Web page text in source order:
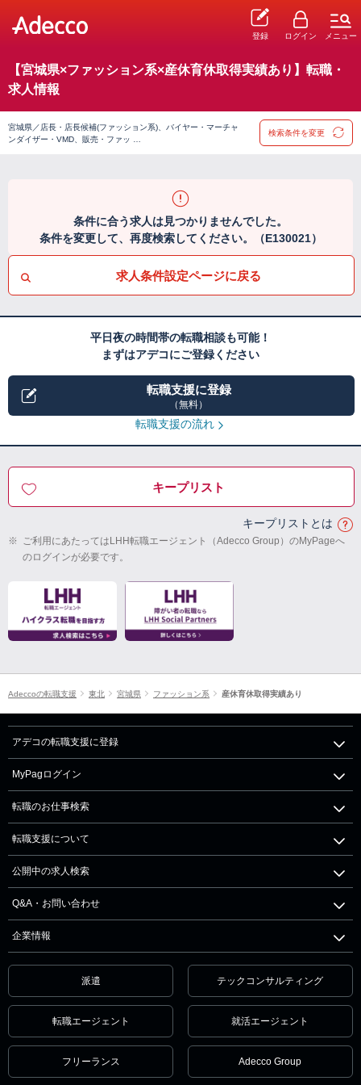
登録 ログイン メニュー
【宮城県×ファッション系×産休育休取得実績あり】転職・
求人情報
宮城県／店長・店長候補(ファッション系)、バイヤー・マーチャ
ンダイザー・VMD、販売・ファッ …
検索条件を変更
条件に合う求人は見つかりませんでした。
条件を変更して、再度検索してください。（E130021）
求人条件設定ページに戻る
平日夜の時間帯の転職相談も可能！
まずはアデコにご登録ください
転職支援に登録
（無料）
転職支援の流れ
キープリスト
キープリストとは
※ ご利用にあたってはLHH転職エージェント（Adecco Group）のMyPageへ
のログインが必要です。
Adeccoの転職支援 東北 宮城県 ファッション系 産休育休取得実績あり
アデコの転職支援に登録
MyPagログイン
転職のお仕事検索
転職支援について
公開中の求人検索
Q&A・お問い合わせ
企業情報
派遣 テックコンサルティング
転職エージェント 就活エージェント
フリーランス Adecco Group